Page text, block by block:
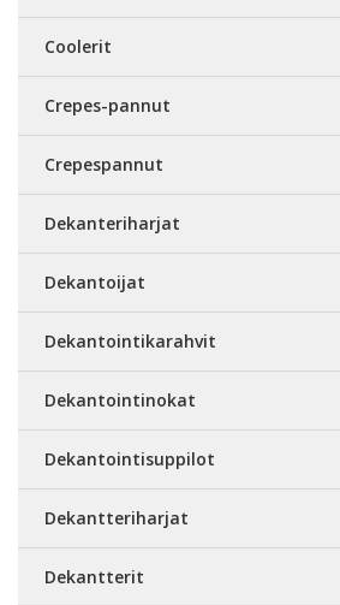
Coolerit
Crepes-pannut
Crepespannut
Dekanteriharjat
Dekantoijat
Dekantointikarahvit
Dekantointinokat
Dekantointisuppilot
Dekantteriharjat
Dekantterit